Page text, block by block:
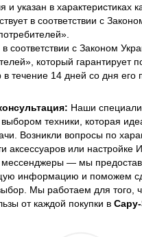
и указан в характеристиках
в соответствии с
соответствии с Законом
который гарантирует
в течение 14 дней со дня его
Наши
техники, которая
Возникли вопросы по
аксессуаров или настройке
мессенджеры — мы
информацию и поможем
Мы работаем для того,
от каждой покупки в